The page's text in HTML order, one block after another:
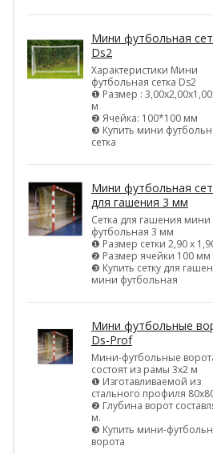
Мини футбольная
Ds2
Характеристики Мини
футбольная сетка Ds2
❶ Размер :
м
❷ Ячейка: 100*100 мм
❸ Купить мини
сетка
Мини футбольная
для гашения 3 мм
Сетка для гашения мини
футбольная 3 мм
❶ Размер сетки 2,90 х
❷ Размер ячейки 100 мм
❸ Купить сетку для
мини футбольная
Мини футбольные
Ds-Prof
Мини-футбольные
состоят из рамы 3х2 м
❶ Изготавливаемой из
стального профиля
❷ Глубина ворот
м.
❸ Купить мини-
ворота